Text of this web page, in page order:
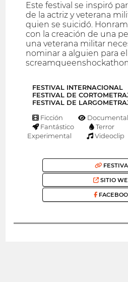
Este festival se inspiró
de la actriz y veterana
quien se suicidó.
con la creación de una
una veterana militar
nominar a alguien para
FESTIVAL INTERNACIONAL
FESTIVAL DE
FESTIVAL DE
Ficción Documental
Fantástico
Terror
Experimental
Videoclip
SITIO